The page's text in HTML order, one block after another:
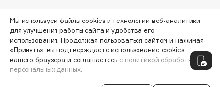
Dr.Jart+
DSD de Luxe
Dyson
ПО ЗОЛОТОЙ КАРТЕ:801 ₽
ДОБАВИТЬ В КОРЗИНУ 890 ₽
Мы используем файлы cookies и технологии веб-аналитики
для улучшения работы сайта и удобства его
использования. Продолжая пользоваться сайтом и нажимая
«Принять», вы подтверждаете использование cookies
вашего браузера и соглашаетесь с политикой обработки
персональных данных.